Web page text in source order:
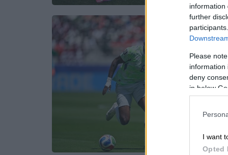
information
further
Please
information
deny
in below
I want
Opted